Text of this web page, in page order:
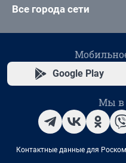
Все города сети
Google Play
Мы в
Контактные данные для